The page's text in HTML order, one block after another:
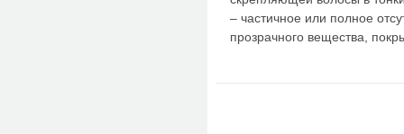
– частичное или полное
прозрачного вещества,